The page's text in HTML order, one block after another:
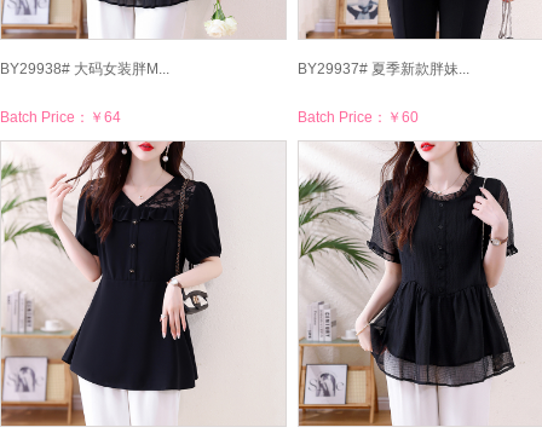
BY29938# 大码女装胖M...
Batch Price： ￥64
BY29937# 夏季新款胖妹...
Batch Price： ￥60